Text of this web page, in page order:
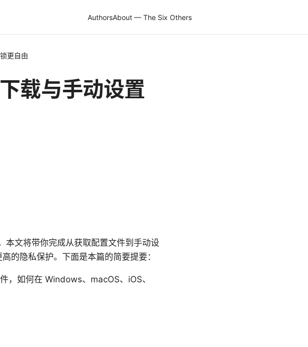
AuthorsAbout — The Six Others
更自由
载与手动设置
本文将带你完成从获取配置文件到手动设
的隐私保护。下面是本篇的简要提要：
，如何在 Windows、macOS、iOS、